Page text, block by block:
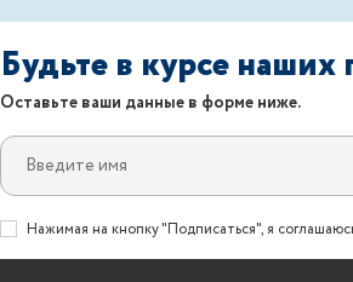
Будьте в курсе
Оставьте ваши данные в форме ниже.
Нажимая на кнопку "Подписаться", я